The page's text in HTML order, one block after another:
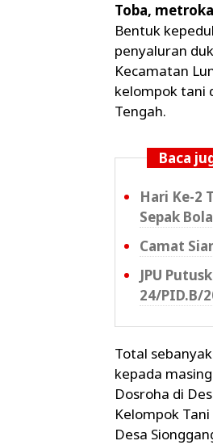
Toba,
Bentuk
penyaluran
Kecamatan
kelompok tani
Tengah.
Baca
Hari Ke-2
Sepak
Camat
JPU
24/PID.B/
Total
kepada
Dosroha di
Kelompok
Desa